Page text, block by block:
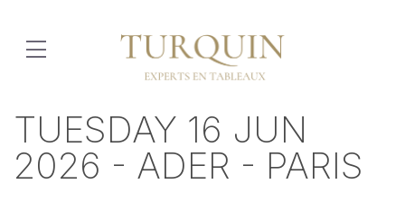
TUESDAY 16 JUN
2026 - ADER - PARIS